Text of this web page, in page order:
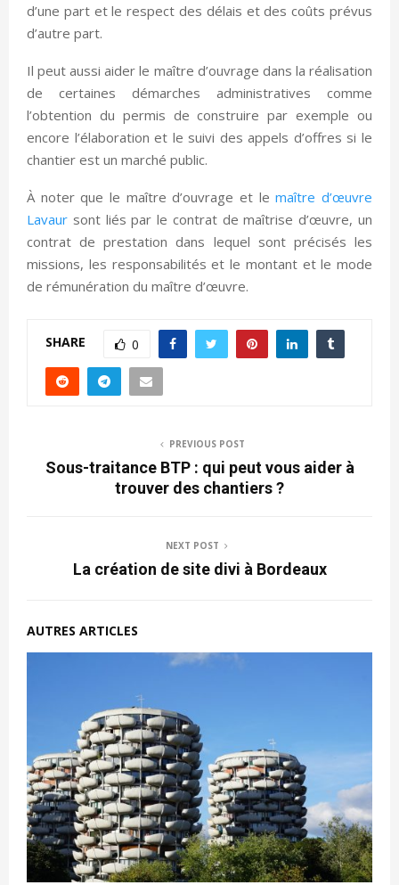
d’une part et le respect des délais et des coûts prévus
d’autre part.
Il peut aussi aider le maître d’ouvrage dans la réalisation
de certaines démarches administratives comme
l’obtention du permis de construire par exemple ou
encore l’élaboration et le suivi des appels d’offres si le
chantier est un marché public.
À noter que le maître d’ouvrage et lemaître d’œuvre
Lavaur sont liés par le contrat de maîtrise d’œuvre, un
contrat de prestation dans lequel sont précisés les
missions, les responsabilités et le montant et le mode
de rémunération du maître d’œuvre.
SHARE 0
PREVIOUS POST
Sous-traitance BTP : qui peut vous aider à
trouver des chantiers ?
NEXT POST
La création de site divi à Bordeaux
AUTRES ARTICLES